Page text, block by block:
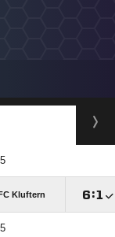
FC Kluftern :